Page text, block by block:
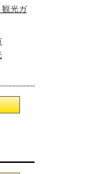
観光ガ